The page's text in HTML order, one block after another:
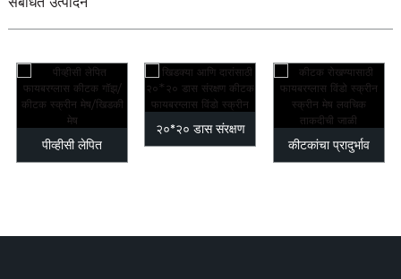
पीव्हीसी लेपित
२०*२० डास संरक्षण
कीटकांचा प्रादुर्भाव